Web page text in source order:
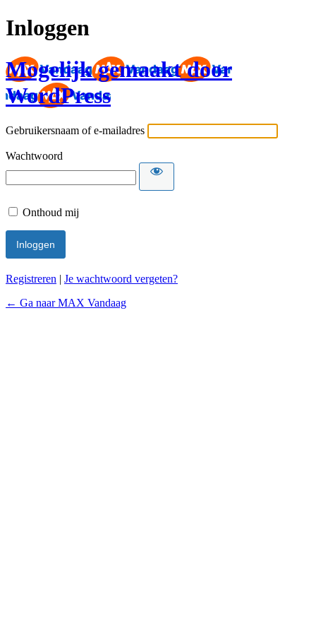
Inloggen
Mogelijk gemaakt door
WordPress
Gebruikersnaam of e-mailadres
Wachtwoord
Onthoud mij
Registreren | Je wachtwoord vergeten?
← Ga naar MAX Vandaag